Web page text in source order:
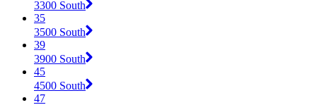
3300 South
35
3500 South
39
3900 South
45
4500 South
47